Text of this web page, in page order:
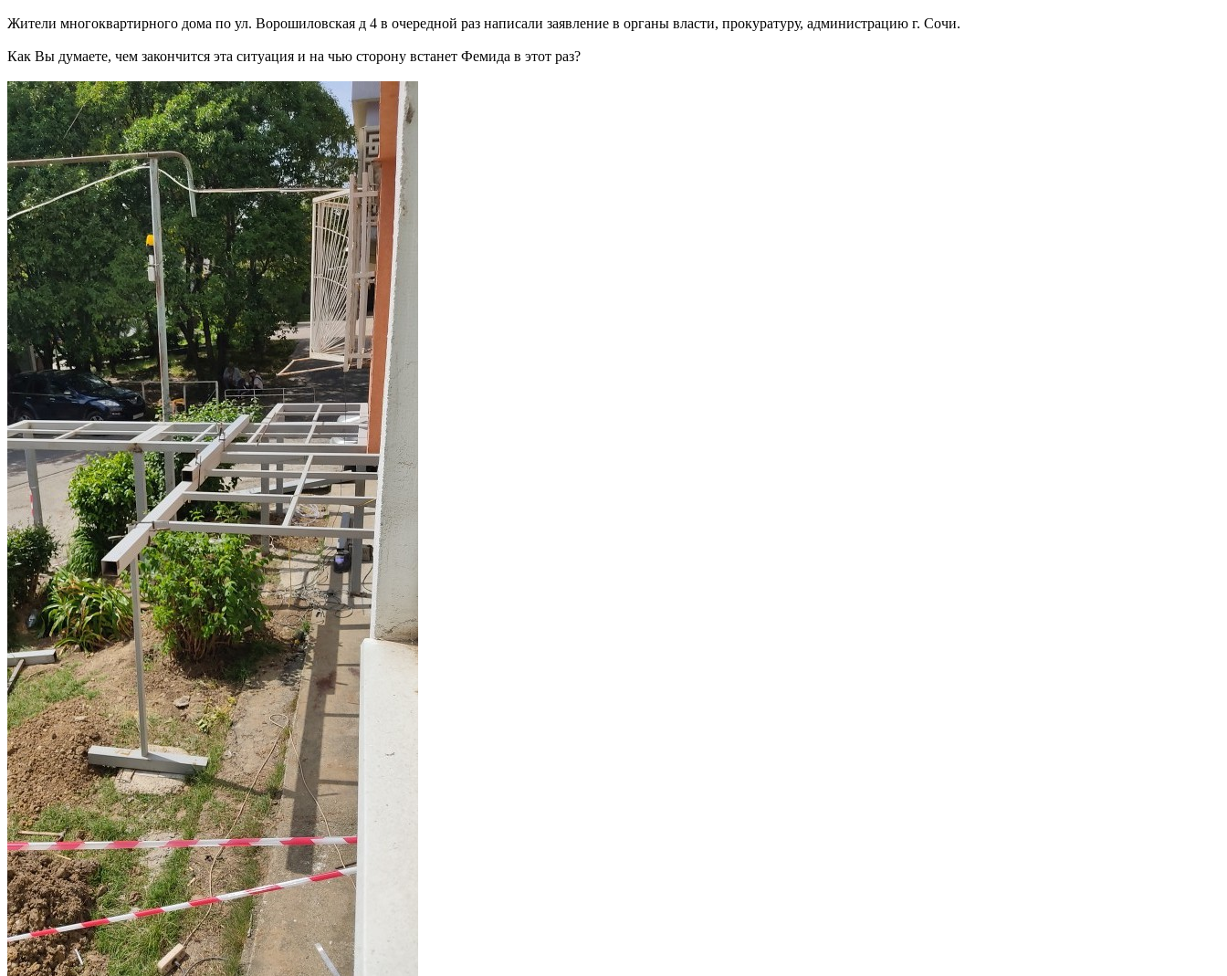
Жители многоквартирного дома по ул. Ворошиловская д 4 в очередной раз написали заявление в органы власти, прокуратуру, администрацию г. Сочи.
Как Вы думаете, чем закончится эта ситуация и на чью сторону встанет Фемида в этот раз?